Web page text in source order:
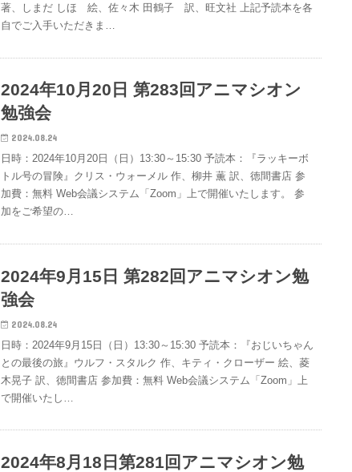
著、しまだ しほ 絵、佐々木 田鶴子 訳、旺文社 上記予読本を各
自でご入手いただきま…
2024年10月20日 第283回アニマシオン
勉強会
2024.08.24
日時：2024年10月20日（日）13:30～15:30 予読本：『ラッキーボ
トル号の冒険』クリス・ウォーメル 作、柳井 薫 訳、徳間書店 参
加費：無料 Web会議システム「Zoom」上で開催いたします。 参
加をご希望の…
2024年9月15日 第282回アニマシオン勉
強会
2024.08.24
日時：2024年9月15日（日）13:30～15:30 予読本：『おじいちゃん
との最後の旅』ウルフ・スタルク 作、キティ・クローザー 絵、菱
木晃子 訳、徳間書店 参加費：無料 Web会議システム「Zoom」上
で開催いたし…
2024年8月18日第281回アニマシオン勉